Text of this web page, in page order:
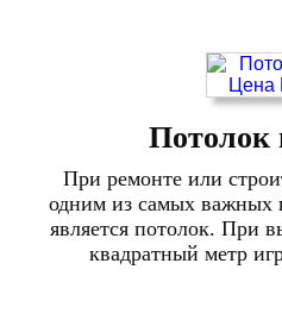
Потолок
При ремонте или
одним из самых важных
является потолок. При
квадратный метр